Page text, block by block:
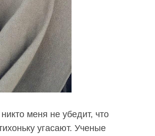
меня не убедит, что
угасают. Ученые